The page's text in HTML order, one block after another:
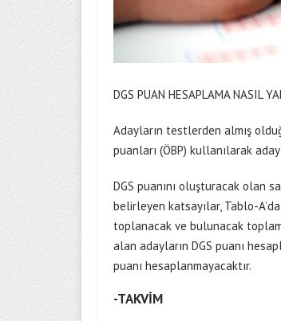
DGS PUAN HESAPLAMA NASIL
Adayların testlerden almış
puanları (ÖBP) kullanılarak
DGS puanını oluşturacak olan
belirleyen katsayılar, Tablo-
toplanacak ve bulunacak
alan adayların DGS puanı
puanı hesaplanmayacaktır.
-TAKVİM